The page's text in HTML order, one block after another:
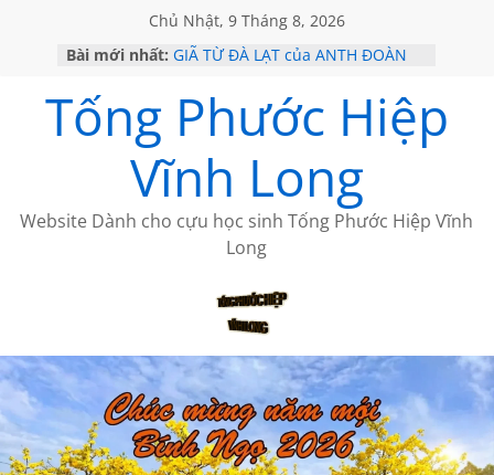
Chủ Nhật, 9 Tháng 8, 2026
Bài mới nhất: GIÃ TỪ ĐÀ LẠT của ANTH ĐOÀN
KHÔNG ĐỀ 20 CỦA THÁI LÃO
KHÔNG ĐỀ 19 CỦA THÁI LÃO
CHÙM THƠ CỦA BÍCH HÀ
Tống Phước Hiệp
Vĩnh Long
Website Dành cho cựu học sinh Tống Phước Hiệp Vĩnh
Long